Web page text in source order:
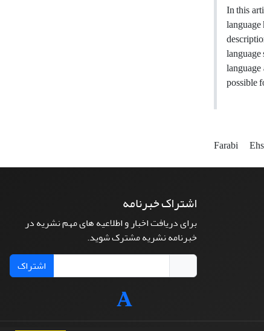
In this
possible
Farabi
اشتراک خبرنامه
برای دریافت اخبار و اطلاعیه های مهم نشریه در
خبرنامه نشریه مشترک شوید.
اشتراک